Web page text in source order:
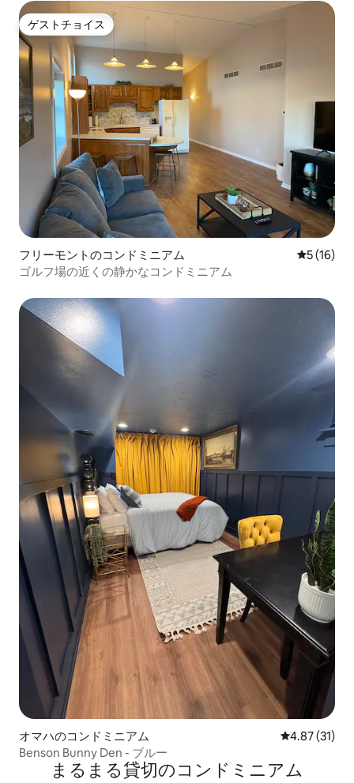
ゲストチョイス
ゲストチョイス
フリーモントのコンドミニアム レビュー
5 (16)
ゴルフ場の近くの静かなコンドミニアム
オマハのコンドミニアム レビュー31
4.87 (31)
Benson Bunny Den - ブルー
まるまる貸切のコンドミニアム